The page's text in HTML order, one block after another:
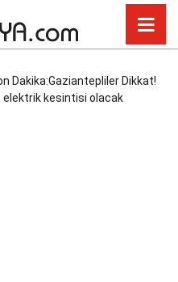
Dakika:Gaziantepliler Dikkat!
elektrik kesintisi olacak